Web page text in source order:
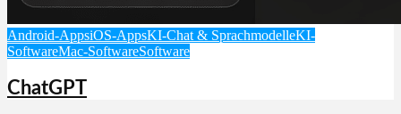
Android-AppsiOS-AppsKI-Chat & SprachmodelleKI-
SoftwareMac-SoftwareSoftware
ChatGPT